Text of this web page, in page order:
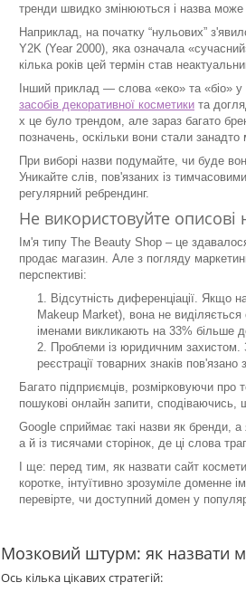
тренди швидко змінюються і назва може
Наприклад, на початку “нульових”
Y2K (Year 2000), яка означала
кілька років цей термін став
Інший приклад — слова «еко» та «біо» у
засобів декоративної косметики та
х це було трендом, але зараз багато
позначень, оскільки вони стали занадто
При виборі назви подумайте, чи буде
Уникайте слів, пов'язаних із
регулярний ребрендинг.
Не використовуйте описові
Ім'я типу The Beauty Shop – це
продає магазин. Але з погляду
перспективі:
Відсутність диференціації. Якщо
Makeup Market), вона не
іменами викликають на 33% більше
Проблеми із юридичним захистом.
реєстрації товарних знаків
Багато підприємців, розмірковуючи про
пошукові онлайн запити,
Google сприймає такі назви як бренди, а
а й із тисячами сторінок, де ці слова
І ще: перед тим, як назвати сайт
коротке, інтуїтивно зрозуміле доменне
перевірте, чи доступний домен у
Мозковий штурм: як назвати
Ось кілька цікавих стратегій: